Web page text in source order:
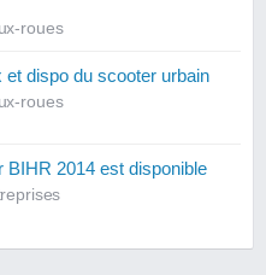
roues
et dispo du scooter urbain
roues
BIHR 2014 est disponible